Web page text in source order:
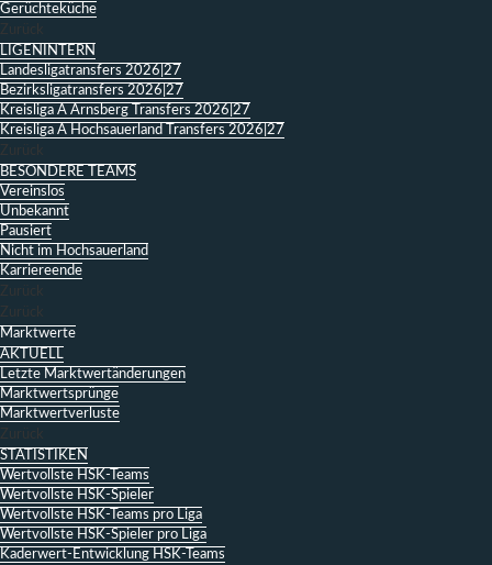
Gerüchteküche
Zurück
LIGENINTERN
Landesligatransfers 2026|27
Bezirksligatransfers 2026|27
Kreisliga A Arnsberg Transfers 2026|27
Kreisliga A Hochsauerland Transfers 2026|27
Zurück
BESONDERE TEAMS
Vereinslos
Unbekannt
Pausiert
Nicht im Hochsauerland
Karriereende
Zurück
Zurück
Marktwerte
AKTUELL
Letzte Marktwertänderungen
Marktwertsprünge
Marktwertverluste
Zurück
STATISTIKEN
Wertvollste HSK-Teams
Wertvollste HSK-Spieler
Wertvollste HSK-Teams pro Liga
Wertvollste HSK-Spieler pro Liga
Kaderwert-Entwicklung HSK-Teams